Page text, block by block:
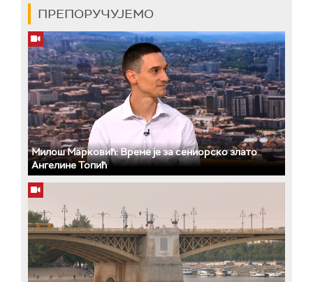
ПРЕПОРУЧУЈЕМО
Милош Марковић: Време је за сениорско злато
Ангелине Топић